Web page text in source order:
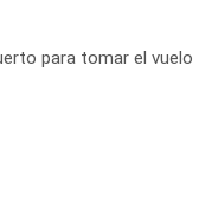
para tomar el vuelo